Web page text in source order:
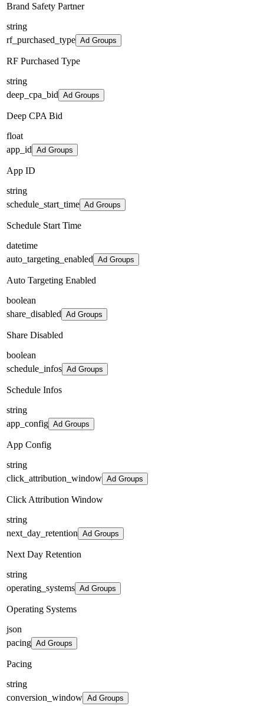
Brand Safety Partner
string
rf_purchased_type Ad Groups
RF Purchased Type
string
deep_cpa_bid Ad Groups
Deep CPA Bid
float
app_id Ad Groups
App ID
string
schedule_start_time Ad Groups
Schedule Start Time
datetime
auto_targeting_enabled Ad Groups
Auto Targeting Enabled
boolean
share_disabled Ad Groups
Share Disabled
boolean
schedule_infos Ad Groups
Schedule Infos
string
app_config Ad Groups
App Config
string
click_attribution_window Ad Groups
Click Attribution Window
string
next_day_retention Ad Groups
Next Day Retention
string
operating_systems Ad Groups
Operating Systems
json
pacing Ad Groups
Pacing
string
conversion_window Ad Groups